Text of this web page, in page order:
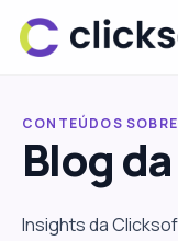
CONTEÚDOS
Blog da
Insights da